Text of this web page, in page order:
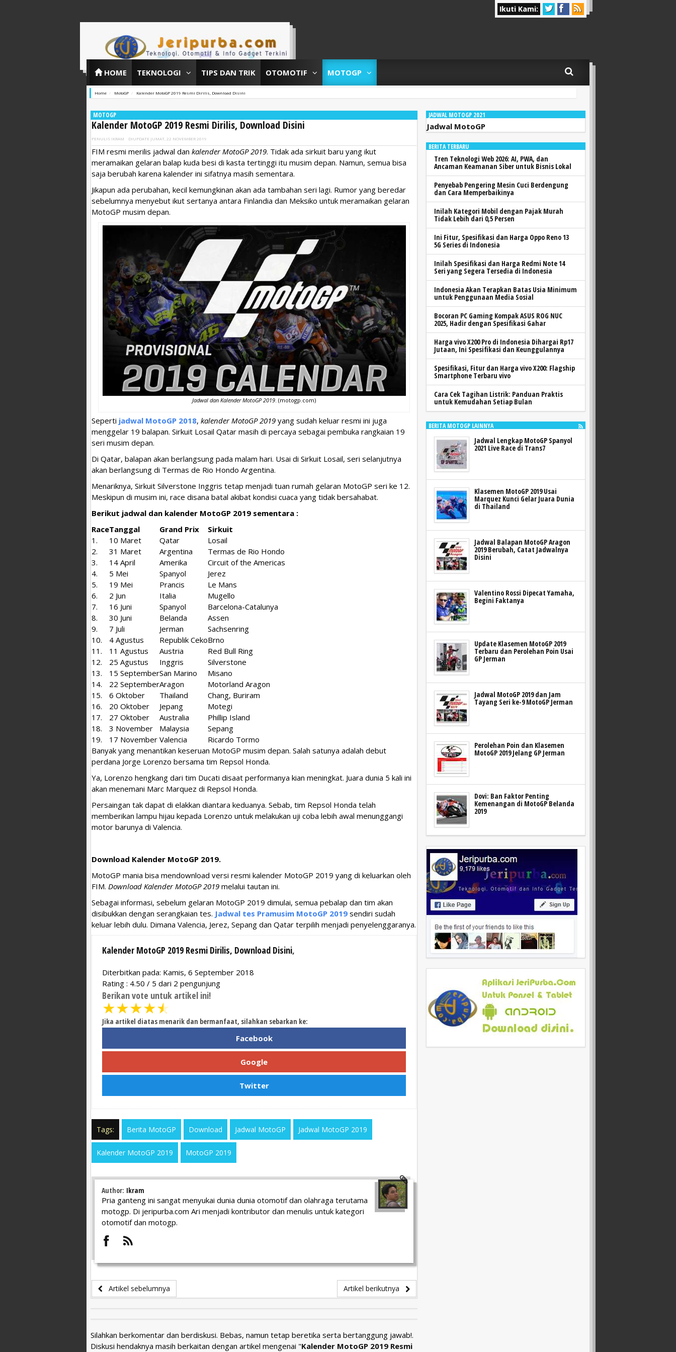
Ikuti Kami:
HOME TEKNOLOGI TIPS DAN TRIK OTOMOTIF MOTOGP
Home MotoGP Kalender MotoGP 2019 Resmi Dirilis, Download Disini
MOTOGP
Kalender MotoGP 2019 Resmi Dirilis, Download Disini
PENULIS IKRAM DIUPDATE JUMAT, 22 NOVEMBER 2019
FIM resmi merilis jadwal dan kalender MotoGP 2019. Tidak ada sirkuit baru yang ikut
meramaikan gelaran balap kuda besi di kasta tertinggi itu musim depan. Namun, semua bisa
saja berubah karena kalender ini sifatnya masih sementara.
Jikapun ada perubahan, kecil kemungkinan akan ada tambahan seri lagi. Rumor yang beredar
sebelumnya menyebut ikut sertanya antara Finlandia dan Meksiko untuk meramaikan gelaran
MotoGP musim depan.
Jadwal dan Kalender MotoGP 2019. (motogp.com)
Seperti jadwal MotoGP 2018, kalender MotoGP 2019 yang sudah keluar resmi ini juga
menggelar 19 balapan. Sirkuit Losail Qatar masih di percaya sebagai pembuka rangkaian 19
seri musim depan.
Di Qatar, balapan akan berlangsung pada malam hari. Usai di Sirkuit Losail, seri selanjutnya
akan berlangsung di Termas de Rio Hondo Argentina.
Menariknya, Sirkuit Silverstone Inggris tetap menjadi tuan rumah gelaran MotoGP seri ke 12.
Meskipun di musim ini, race disana batal akibat kondisi cuaca yang tidak bersahabat.
Berikut jadwal dan kalender MotoGP 2019 sementara :
RaceTanggal Grand Prix
Sirkuit
1.
10 Maret Qatar
Losail
2.
31 Maret Argentina
Termas de Rio Hondo
3.
14 April Amerika
Circuit of the Americas
4.
5 Mei Spanyol
Jerez
5.
19 Mei Prancis
Le Mans
6.
2 Jun Italia
Mugello
7.
16 Juni Spanyol
Barcelona-Catalunya
8.
30 Juni Belanda
Assen
9.
7 Juli Jerman
Sachsenring
10.
4 Agustus Republik CekoBrno
11.
11 Agustus Austria
Red Bull Ring
12.
25 Agustus Inggris
Silverstone
13.
15 SeptemberSan Marino
Misano
14.
22 SeptemberAragon
Motorland Aragon
15.
6 Oktober Thailand
Chang, Buriram
16.
20 Oktober Jepang
Motegi
17.
27 Oktober Australia
Phillip Island
18.
3 November Malaysia
Sepang
19.
17 November Valencia
Ricardo Tormo
Banyak yang menantikan keseruan MotoGP musim depan. Salah satunya adalah debut
perdana Jorge Lorenzo bersama tim Repsol Honda.
Ya, Lorenzo hengkang dari tim Ducati disaat performanya kian meningkat. Juara dunia 5 kali ini
akan menemani Marc Marquez di Repsol Honda.
Persaingan tak dapat di elakkan diantara keduanya. Sebab, tim Repsol Honda telah
memberikan lampu hijau kepada Lorenzo untuk melakukan uji coba lebih awal menunggangi
motor barunya di Valencia.
Download Kalender MotoGP 2019.
MotoGP mania bisa mendownload versi resmi kalender MotoGP 2019 yang di keluarkan oleh
FIM. Download Kalender MotoGP 2019 melalui tautan ini.
Sebagai informasi, sebelum gelaran MotoGP 2019 dimulai, semua pebalap dan tim akan
disibukkan dengan serangkaian tes. Jadwal tes Pramusim MotoGP 2019 sendiri sudah
keluar lebih dulu. Dimana Valencia, Jerez, Sepang dan Qatar terpilih menjadi penyelenggaranya.
Kalender MotoGP 2019 Resmi Dirilis, Download Disini,
Diterbitkan pada: Kamis, 6 September 2018
Rating : 4.50 / 5 dari 2 pengunjung
Berikan vote untuk artikel ini!
★★★★★
Jika artikel diatas menarik dan bermanfaat, silahkan sebarkan ke:
Facebook
Google
Twitter
Tags: Berita MotoGP Download Jadwal MotoGP Jadwal MotoGP 2019
Kalender MotoGP 2019 MotoGP 2019
Author: Ikram
Pria ganteng ini sangat menyukai dunia dunia otomotif dan olahraga terutama
motogp. Di jeripurba.com Ari menjadi kontributor dan menulis untuk kategori
otomotif dan motogp.
Artikel sebelumnya Artikel berikutnya
Silahkan berkomentar dan berdiskusi. Bebas, namun tetap beretika serta bertanggung jawab!.
Diskusi hendaknya masih berkaitan dengan artikel mengenai "Kalender MotoGP 2019 Resmi
JADWAL MOTOGP 2021
Jadwal MotoGP
BERITA TERBARU
Tren Teknologi Web 2026: AI, PWA, dan
Ancaman Keamanan Siber untuk Bisnis Lokal
Penyebab Pengering Mesin Cuci Berdengung
dan Cara Memperbaikinya
Inilah Kategori Mobil dengan Pajak Murah
Tidak Lebih dari 0,5 Persen
Ini Fitur, Spesifikasi dan Harga Oppo Reno 13
5G Series di Indonesia
Inilah Spesifikasi dan Harga Redmi Note 14
Seri yang Segera Tersedia di Indonesia
Indonesia Akan Terapkan Batas Usia Minimum
untuk Penggunaan Media Sosial
Bocoran PC Gaming Kompak ASUS ROG NUC
2025, Hadir dengan Spesifikasi Gahar
Harga vivo X200 Pro di Indonesia Dihargai Rp17
Jutaan, Ini Spesifikasi dan Keunggulannya
Spesifikasi, Fitur dan Harga vivo X200: Flagship
Smartphone Terbaru vivo
Cara Cek Tagihan Listrik: Panduan Praktis
untuk Kemudahan Setiap Bulan
BERITA MOTOGP LAINNYA
Jadwal Lengkap MotoGP Spanyol
2021 Live Race di Trans7
Klasemen MotoGP 2019 Usai
Marquez Kunci Gelar Juara Dunia
di Thailand
Jadwal Balapan MotoGP Aragon
2019 Berubah, Catat Jadwalnya
Disini
Valentino Rossi Dipecat Yamaha,
Begini Faktanya
Update Klasemen MotoGP 2019
Terbaru dan Perolehan Poin Usai
GP Jerman
Jadwal MotoGP 2019 dan Jam
Tayang Seri ke-9 MotoGP Jerman
Perolehan Poin dan Klasemen
MotoGP 2019 Jelang GP Jerman
Dovi: Ban Faktor Penting
Kemenangan di MotoGP Belanda
2019